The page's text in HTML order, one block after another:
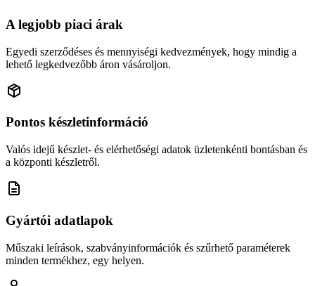
A legjobb piaci árak
Egyedi szerződéses és mennyiségi kedvezmények, hogy mindig a
lehető legkedvezőbb áron vásároljon.
Pontos készletinformáció
Valós idejű készlet- és elérhetőségi adatok üzletenkénti bontásban és
a központi készletről.
Gyártói adatlapok
Műszaki leírások, szabványinformációk és szűrhető paraméterek
minden termékhez, egy helyen.